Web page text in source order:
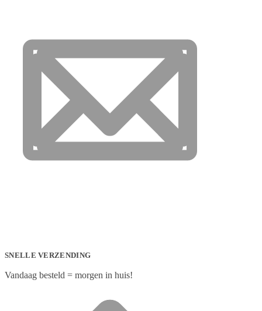
SNELLE VERZENDING
Vandaag besteld = morgen in huis!